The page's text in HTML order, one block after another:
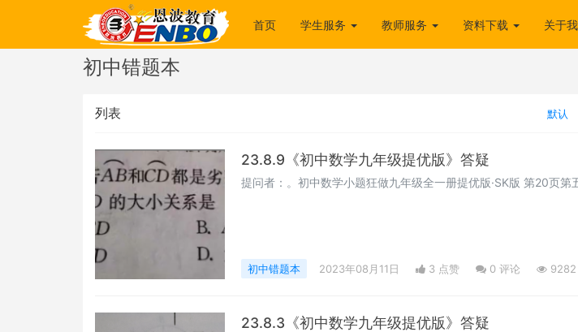
首页 学生服务 教师服务 资料下载 关于
初中错题本
列表 默认
23.8.9《初中数学九年级提优版》答疑
提问者：。初中数学小题狂做九年级全一册提优版·SK版 第20页第
初中错题本 2023年08月11日 3 点赞 0 评论
23.8.3《初中数学九年级提优版》答疑